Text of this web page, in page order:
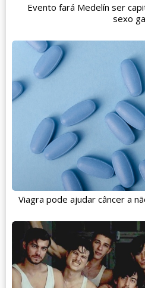
Evento fará Medelín ser
sexo
Viagra pode ajudar câncer a